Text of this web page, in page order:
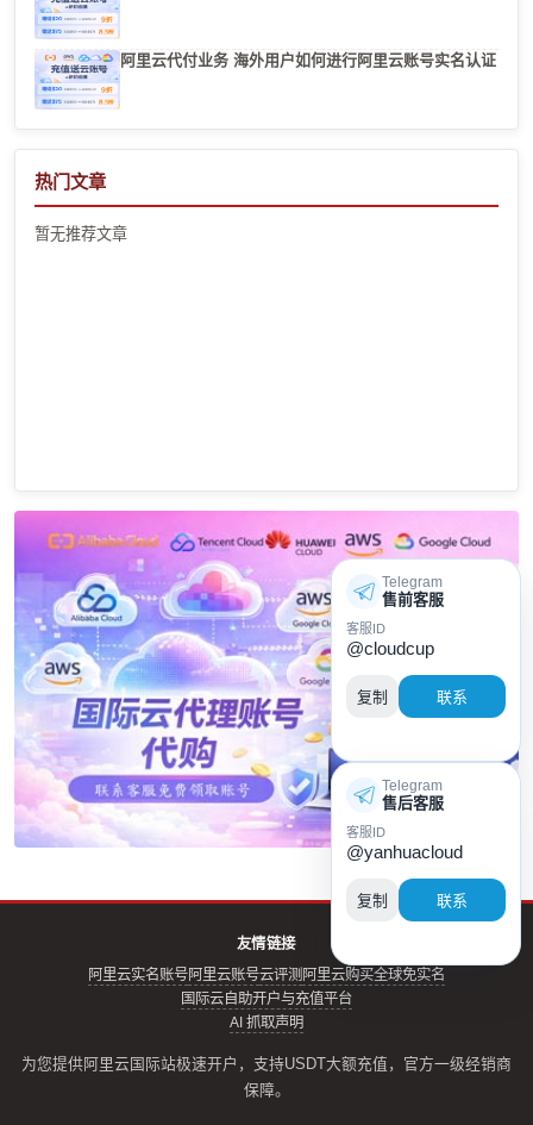
阿里云代付业务 海外用户如何进行阿里云账号实名认证
热门文章
暂无推荐文章
友情链接
阿里云实名账号阿里云账号云评测 阿里云购买全球免实名
国际云自助开户与充值平台
AI 抓取声明
为您提供阿里云国际站极速开户，支持USDT大额充值，官方一级经销商
保障。
Telegram
售前客服
客服ID
@cloudcup
复制 联系
Telegram
售后客服
客服ID
@yanhuacloud
复制 联系